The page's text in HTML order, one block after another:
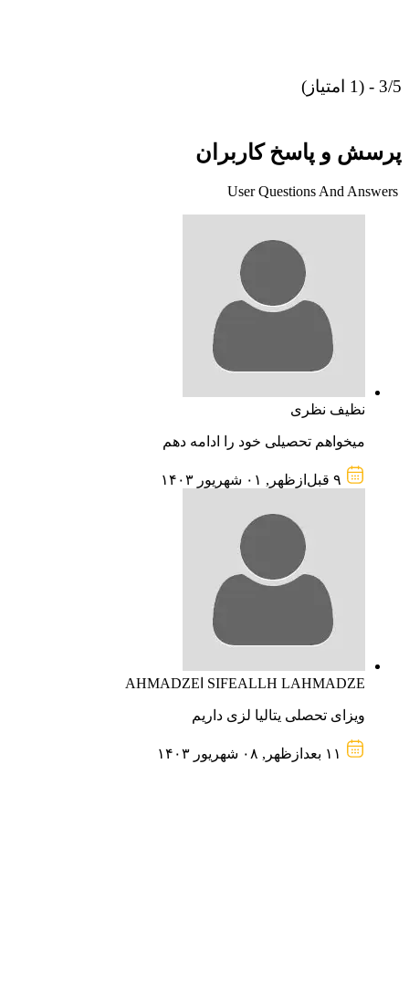
3/5 - (1 امتیاز)
پرسش و پاسخ کاربران
نظیف نظری
میخواهم تحصیلی خود را ادامه دهم
SIFEALLH LAHMADZE اAHMADZE
ویزای تحصلی یتالیا لزی داریم